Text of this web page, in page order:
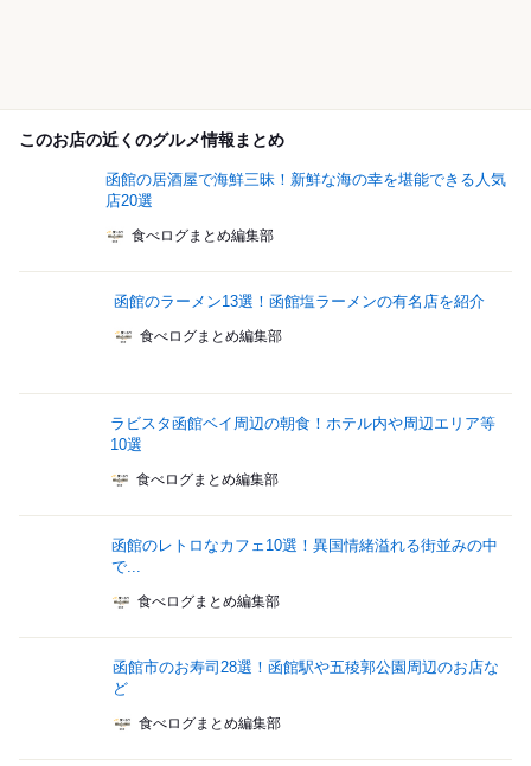
このお店の近くのグルメ情報まとめ
函館の居酒屋で海鮮三昧！新鮮な海の幸を堪能できる人気
店20選
食べログまとめ編集部
函館のラーメン13選！函館塩ラーメンの有名店を紹介
食べログまとめ編集部
ラビスタ函館ベイ周辺の朝食！ホテル内や周辺エリア等
10選
食べログまとめ編集部
函館のレトロなカフェ10選！異国情緒溢れる街並みの中
で...
食べログまとめ編集部
函館市のお寿司28選！函館駅や五稜郭公園周辺のお店な
ど
食べログまとめ編集部